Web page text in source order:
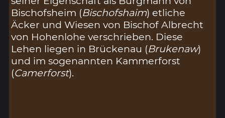
Bischofsheim (Bischofshaim) etliche
Äcker und Wiesen von Bischof Albrecht
von Hohenlohe verschrieben. Diese
Lehen liegen in Brückenau (Brukenaw)
und im sogenannten Kammerforst
(Camerforst).